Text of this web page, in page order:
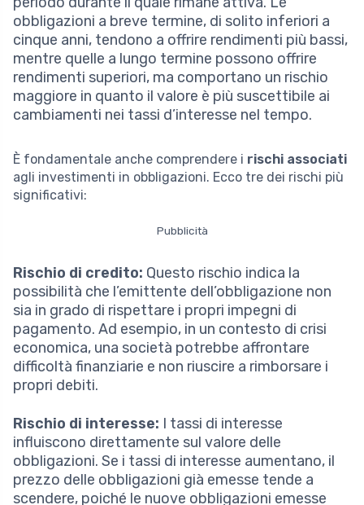
obbligazioni a breve termine, di solito inferiori a
cinque anni, tendono a offrire rendimenti più bassi,
mentre quelle a lungo termine possono offrire
rendimenti superiori, ma comportano un rischio
maggiore in quanto il valore è più suscettibile ai
cambiamenti nei tassi d’interesse nel tempo.
È fondamentale anche comprendere i rischi associati
agli investimenti in obbligazioni. Ecco tre dei rischi più
significativi:
Pubblicità
Rischio di credito: Questo rischio indica la
possibilità che l’emittente dell’obbligazione non
sia in grado di rispettare i propri impegni di
pagamento. Ad esempio, in un contesto di crisi
economica, una società potrebbe affrontare
difficoltà finanziarie e non riuscire a rimborsare i
propri debiti.
Rischio di interesse: I tassi di interesse
influiscono direttamente sul valore delle
obbligazioni. Se i tassi di interesse aumentano, il
prezzo delle obbligazioni già emesse tende a
scendere, poiché le nuove obbligazioni emesse